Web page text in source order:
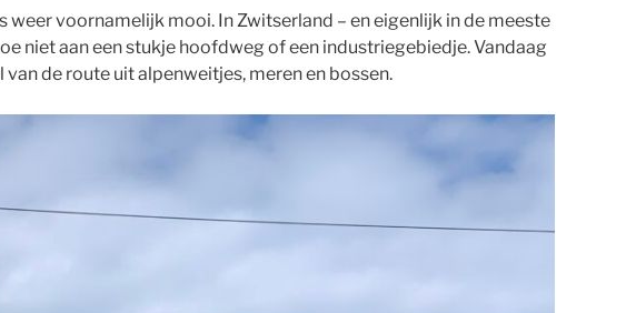
weer voornamelijk mooi. In Zwitserland – en eigenlijk in de meeste
niet aan een stukje hoofdweg of een industriegebiedje. Vandaag
de route uit alpenweitjes, meren en bossen.